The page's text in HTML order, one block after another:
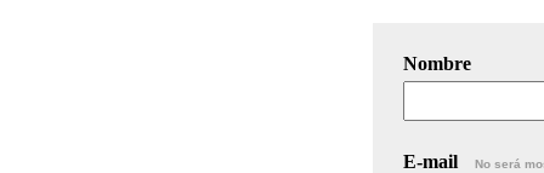
Nombre
E-mail No será